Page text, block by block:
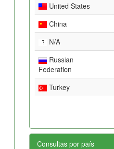
United States
China
N/A
Russian
Federation
Turkey
Consultas por país